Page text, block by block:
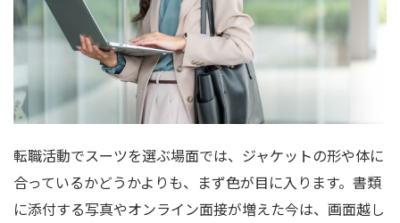
転職活動でスーツを選ぶ場面では、ジャケットの形や体に
合っているかどうかよりも、まず色が目に入ります。書類
に添付する写真やオンライン面接が増えた今は、画面越し